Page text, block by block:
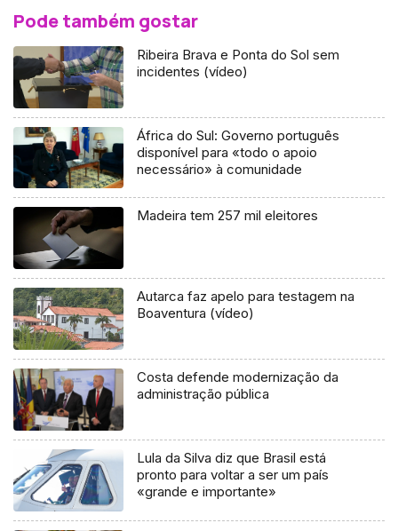
Pode também gostar
Ribeira Brava e Ponta do Sol sem
incidentes (vídeo)
África do Sul: Governo português
disponível para «todo o apoio
necessário» à comunidade
Madeira tem 257 mil eleitores
Autarca faz apelo para testagem na
Boaventura (vídeo)
Costa defende modernização da
administração pública
Lula da Silva diz que Brasil está
pronto para voltar a ser um país
«grande e importante»